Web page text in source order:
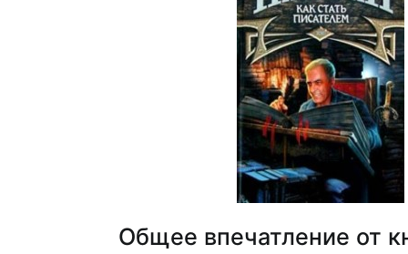
Общее впечатление от